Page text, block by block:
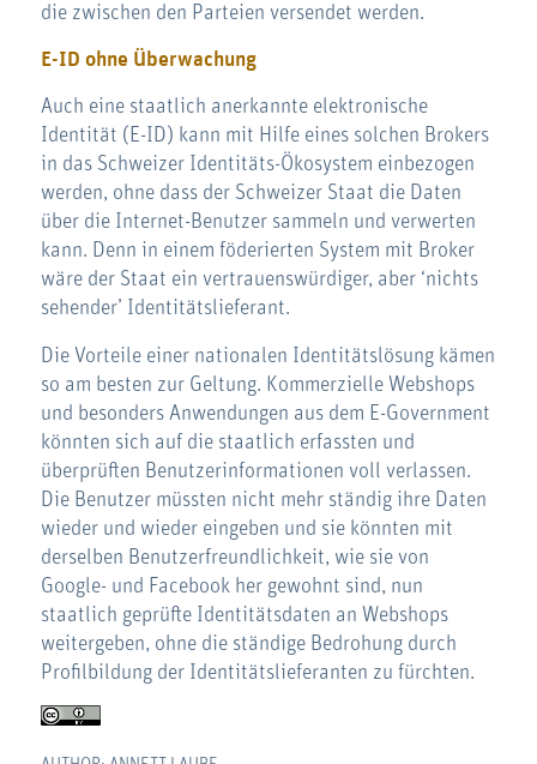
die zwischen den Parteien versendet werden.
E-ID ohne Überwachung
Auch eine staatlich anerkannte elektronische
Identität (E-ID) kann mit Hilfe eines solchen Brokers
in das Schweizer Identitäts-Ökosystem einbezogen
werden, ohne dass der Schweizer Staat die Daten
über die Internet-Benutzer sammeln und verwerten
kann. Denn in einem föderierten System mit Broker
wäre der Staat ein vertrauenswürdiger, aber ‘nichts
sehender’ Identitätslieferant.
Die Vorteile einer nationalen Identitätslösung kämen
so am besten zur Geltung. Kommerzielle Webshops
und besonders Anwendungen aus dem E-Government
könnten sich auf die staatlich erfassten und
überprüften Benutzerinformationen voll verlassen.
Die Benutzer müssten nicht mehr ständig ihre Daten
wieder und wieder eingeben und sie könnten mit
derselben Benutzerfreundlichkeit, wie sie von
Google- und Facebook her gewohnt sind, nun
staatlich geprüfte Identitätsdaten an Webshops
weitergeben, ohne die ständige Bedrohung durch
Profilbildung der Identitätslieferanten zu fürchten.